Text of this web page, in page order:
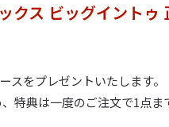
クス ビッグイントゥ
スをプレゼントいたします。
特典は一度のご注文で1点ま